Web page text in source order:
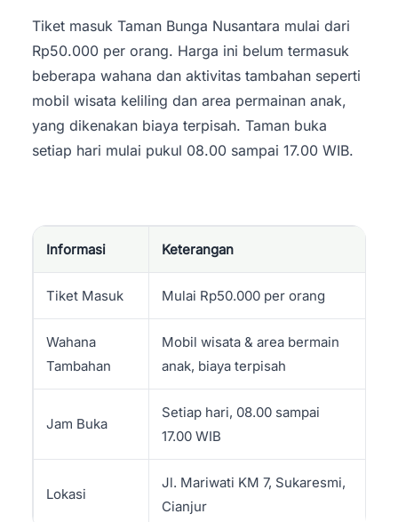
Tiket masuk Taman Bunga Nusantara mulai dari
Rp50.000 per orang. Harga ini belum termasuk
beberapa wahana dan aktivitas tambahan seperti
mobil wisata keliling dan area permainan anak,
yang dikenakan biaya terpisah. Taman buka
setiap hari mulai pukul 08.00 sampai 17.00 WIB.
Informasi Keterangan
Tiket Masuk Mulai Rp50.000 per orang
Wahana
Tambahan
Mobil wisata & area bermain
anak, biaya terpisah
Jam Buka
Setiap hari, 08.00 sampai
17.00 WIB
Lokasi
Jl. Mariwati KM 7, Sukaresmi,
Cianjur